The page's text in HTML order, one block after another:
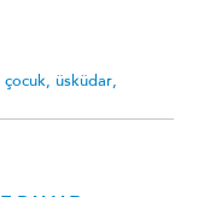
çocuk, üsküdar,